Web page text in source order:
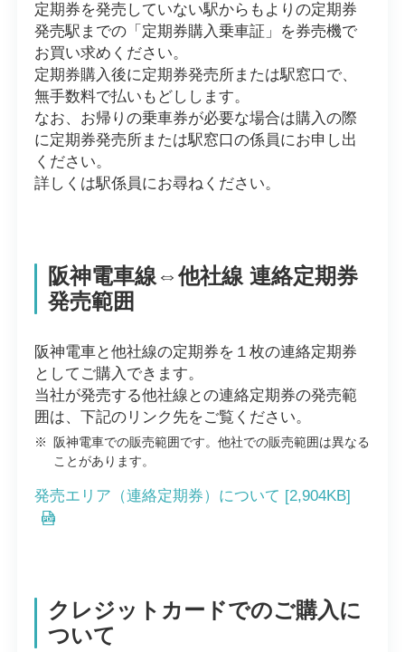
定期券を発売していない駅からもよりの定期券
発売駅までの「定期券購入乗車証」を券売機で
お買い求めください。
定期券購入後に定期券発売所または駅窓口で、
無手数料で払いもどしします。
なお、お帰りの乗車券が必要な場合は購入の際
に定期券発売所または駅窓口の係員にお申し出
ください。
詳しくは駅係員にお尋ねください。
阪神電車線⇔他社線 連絡定期券
発売範囲
阪神電車と他社線の定期券を１枚の連絡定期券
としてご購入できます。
当社が発売する他社線との連絡定期券の発売範
囲は、下記のリンク先をご覧ください。
※
阪神電車での販売範囲です。他社での販売範囲は異なる
ことがあります。
発売エリア（連絡定期券）について [2,904KB]
クレジットカードでのご購入に
ついて